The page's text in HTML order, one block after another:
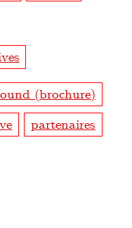
(brochure)
partenaires